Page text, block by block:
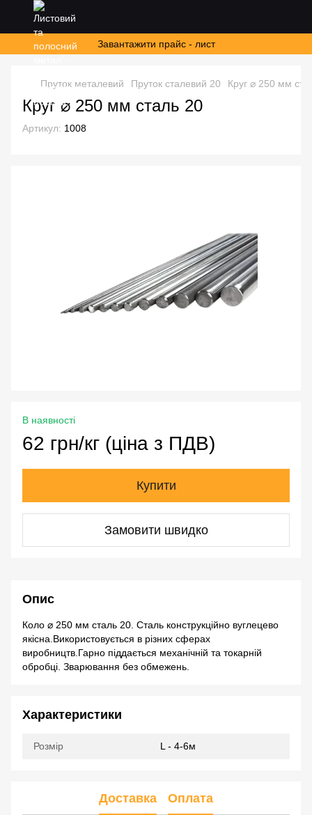
Завантажити прайс - лист
Пруток металевий Пруток сталевий 20 Круг ⌀ 250 мм
Круг ⌀ 250 мм сталь 20
Артикул: 1008
В наявності
62 грн/кг (ціна з ПДВ)
Купити
Замовити швидко
Опис
Коло ⌀ 250 мм сталь 20. Сталь конструкційно вуглецево
якісна.Використовується в різних сферах
виробництв.Гарно піддається механічній та токарній
обробці. Зварювання без обмежень.
Характеристики
Розмір L - 4-6м
Доставка Оплата